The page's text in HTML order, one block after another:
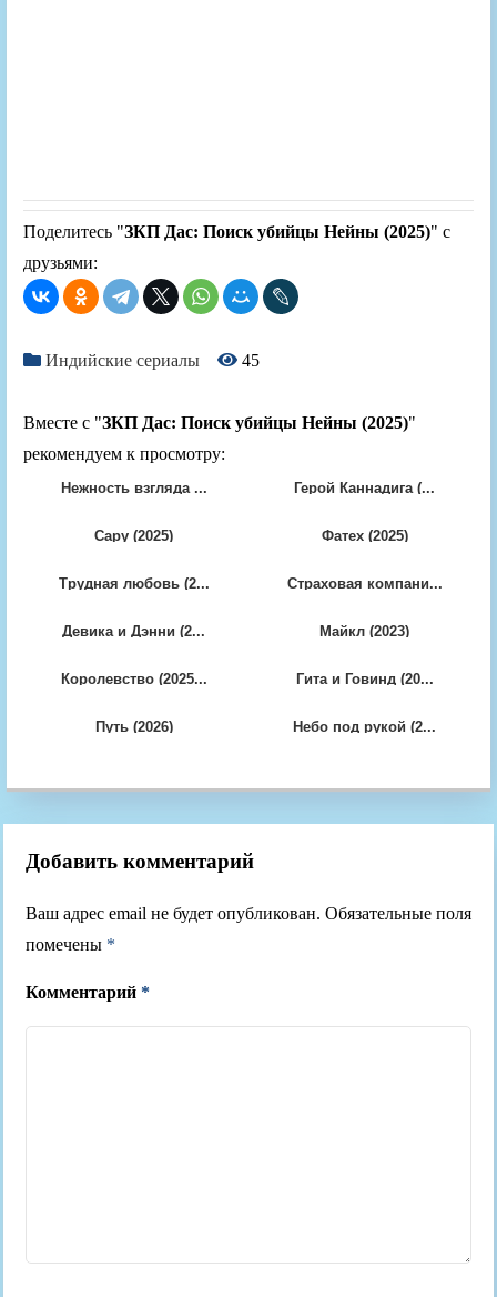
Поделитесь "ЗКП Дас: Поиск убийцы Нейны (2025)" с
друзьями:
Индийские сериалы 45
Вместе с "ЗКП Дас: Поиск убийцы Нейны (2025)"
рекомендуем к просмотру:
Нежность взгляда ... Герой Каннадига (...
Сару (2025) Фатех (2025)
Трудная любовь (2... Страховая компани...
Девика и Дэнни (2... Майкл (2023)
Королевство (2025... Гита и Говинд (20...
Путь (2026) Небо под рукой (2...
Добавить комментарий
Ваш адрес email не будет опубликован. Обязательные поля
помечены *
Комментарий *